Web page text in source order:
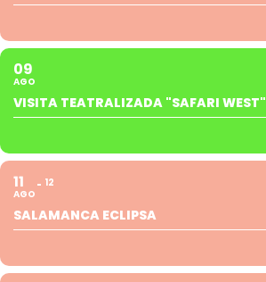
09
AGO
VISITA TEATRALIZADA "SAFARI WEST"
11
AGO
12
SALAMANCA ECLIPSA